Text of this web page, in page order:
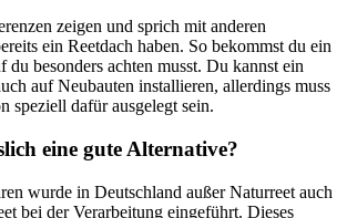
zeigen und sprich mit anderen
ein Reetdach haben. So bekommst du ein
besonders achten musst. Du kannst ein
auf Neubauten installieren, allerdings muss
speziell dafür ausgelegt sein.
eine gute Alternative?
wurde in Deutschland außer Naturreet auch
bei der Verarbeitung eingeführt. Dieses